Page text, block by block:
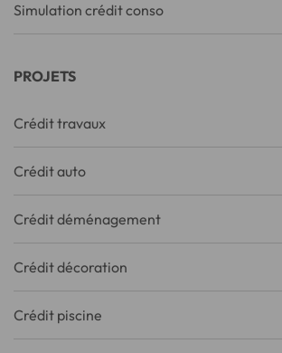
Simulation crédit conso
PROJETS
Crédit travaux
Crédit auto
Crédit déménagement
Crédit décoration
Crédit piscine